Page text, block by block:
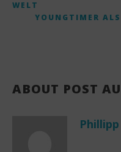
WELT
YOUNGTIMER
ABOUT POST